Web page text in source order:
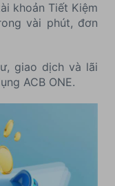
khoản Tiết Kiệm
vài phút, đơn
giao dịch và lãi
ACB ONE.